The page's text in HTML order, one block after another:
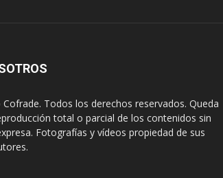
Todos los derechos reservados. Queda
total o parcial de los contenidos sin
Fotografías y vídeos propiedad de sus